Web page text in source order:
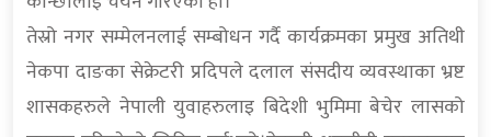
तेस्रो नगर सम्मेलनलाई सम्बोधन गर्दै कार्यक्रमका प्रमुख अतिथी
नेकपा दाङका सेक्रेटरी प्रदिपले दलाल संसदीय व्यवस्थाका भ्रष्ट
शासकहरुले नेपाली युवाहरुलाइ बिदेशी भुमिमा बेचेर लासको